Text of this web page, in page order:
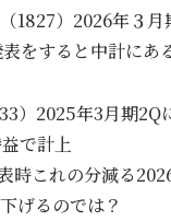
1827）2026年３
をすると中計にあ
）2025年3月期2Q
で計上
時これの分減る
げるのでは？